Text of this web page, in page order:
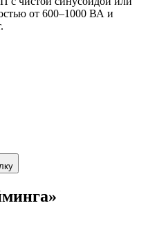
от 600–1000 ВА и